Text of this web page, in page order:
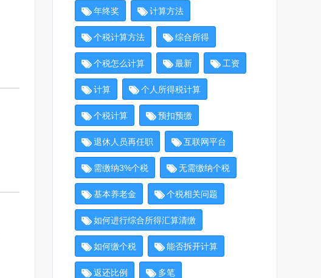
年终奖 计算方法
个税计算方法 综合所得
个税怎么计算 最新 工资
计算 个人所得税计算
个税计算 预扣预缴
退休人员再任职 互联网平台
需缴纳3%个税 无需缴纳个税
基本养老金 个税相关问题
如何进行综合所得汇算清缴
如何缴个税 能否拆开计算
返还比例 多笔